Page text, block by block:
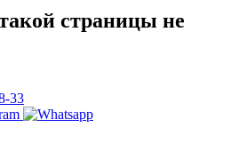
страницы не
33